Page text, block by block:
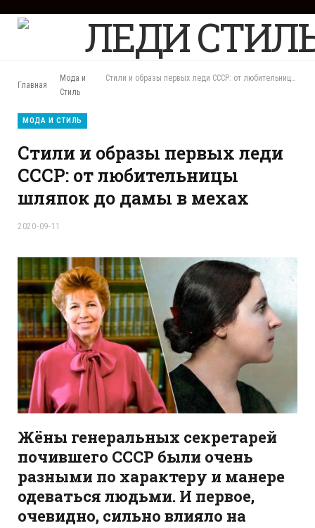
F
a
Главная
Мода и
Стиль
Стили и образы первых леди СССР: от любительницы шляпок до дамы в мехах
МОДА И СТИЛЬ
Стили и образы первых леди
СССР: от любительницы
шляпок до дамы в мехах
2020-09-11
Жёны генеральных секретарей
почившего СССР были очень
разными по характеру и манере
одеваться людьми. И первое,
очевидно, сильно влияло на